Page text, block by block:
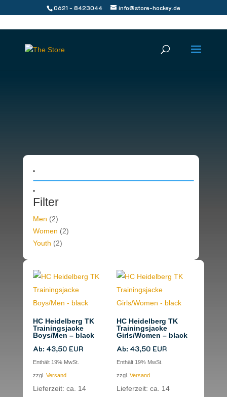
0621 - 8423044 info@store-hockey.de
Filter
Men (2)
Women (2)
Youth (2)
HC Heidelberg TK
Trainingsjacke
Boys/Men – black
Ab: 43,50EUR
Enthält 19% MwSt.
zzgl. Versand
Lieferzeit: ca. 14
HC Heidelberg TK
Trainingsjacke
Girls/Women – black
Ab:43,50 EUR
Enthält 19% MwSt.
zzgl.Versand
Lieferzeit: ca. 14